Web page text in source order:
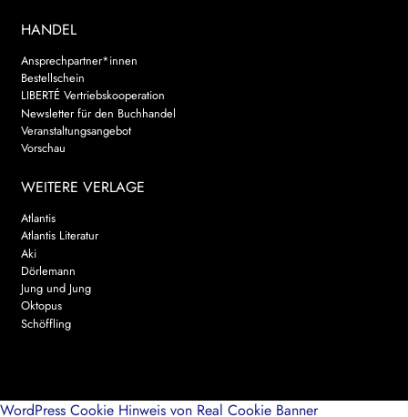
HANDEL
Ansprechpartner*innen
Bestellschein
LIBERTÉ Vertriebskooperation
Newsletter für den Buchhandel
Veranstaltungsangebot
Vorschau
WEITERE VERLAGE
Atlantis
Atlantis Literatur
Aki
Dörlemann
Jung und Jung
Oktopus
Schöffling
WordPress Cookie Hinweis von Real Cookie Banner